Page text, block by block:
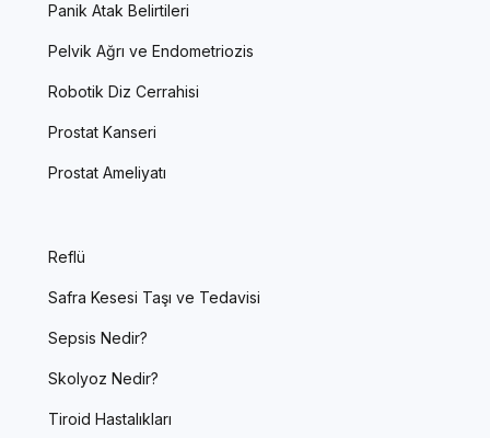
Panik Atak Belirtileri
Pelvik Ağrı ve Endometriozis
Robotik Diz Cerrahisi
Prostat Kanseri
Prostat Ameliyatı
Reflü
Safra Kesesi Taşı ve Tedavisi
Sepsis Nedir?
Skolyoz Nedir?
Tiroid Hastalıkları